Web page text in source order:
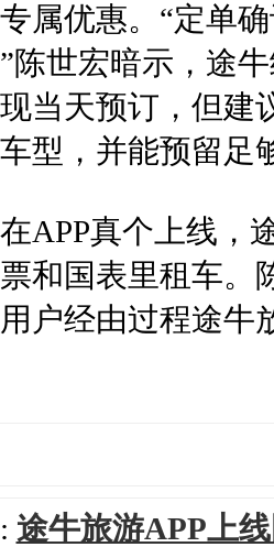
属优惠。“定单
陈世宏暗示，途
当天预订，但
型，并能预留足
APP真个上线，
和国表里租车。
户经由过程途牛
途牛旅游APP上